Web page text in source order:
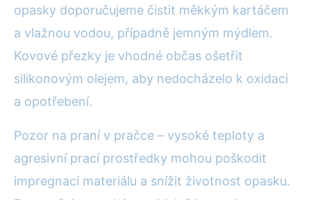
opasky doporučujeme čistit měkkým kartáčem
a vlažnou vodou, případně jemným mýdlem.
Kovové přezky je vhodné občas ošetřit
silikonovým olejem, aby nedocházelo k oxidaci
a opotřebení.
Pozor na praní v pračce – vysoké teploty a
agresivní prací prostředky mohou poškodit
impregnaci materiálu a snížit životnost opasku.